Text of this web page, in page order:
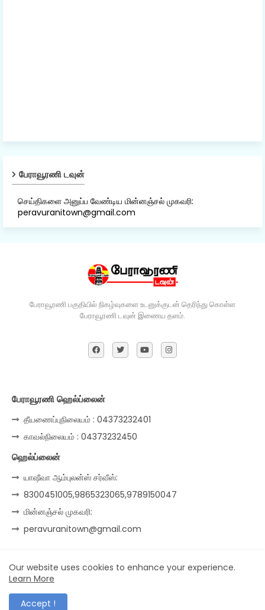
பேராவூரணி டவுன்
செய்திகளை அனுப்ப வேண்டிய மின்னஞ்சல் முகவரி:
peravuranitown@gmail.com
பேராவூரணி பகுதியில் நிகழ்வுகளை உடனுக்குடன் தெரிந்து கொள்ள
பேராவூரணி டவுன் இணைய தளம்.
பேராவூரணி ஹெல்ப்லைன்
தீயணைப்புநிலையம் : 04373232401
காவல்நிலையம் : 04373232450
ஹெல்ப்லைன்
யாஷீவா ஆம்புலன்ஸ் சர்வீஸ்:
8300451005,9865323065,9789150047
மின்னஞ்சல் முகவரி:
peravuranitown@gmail.com
Home About Contact us Privacy Policy
Our website uses cookies to enhance your experience.
Learn More
Accept !